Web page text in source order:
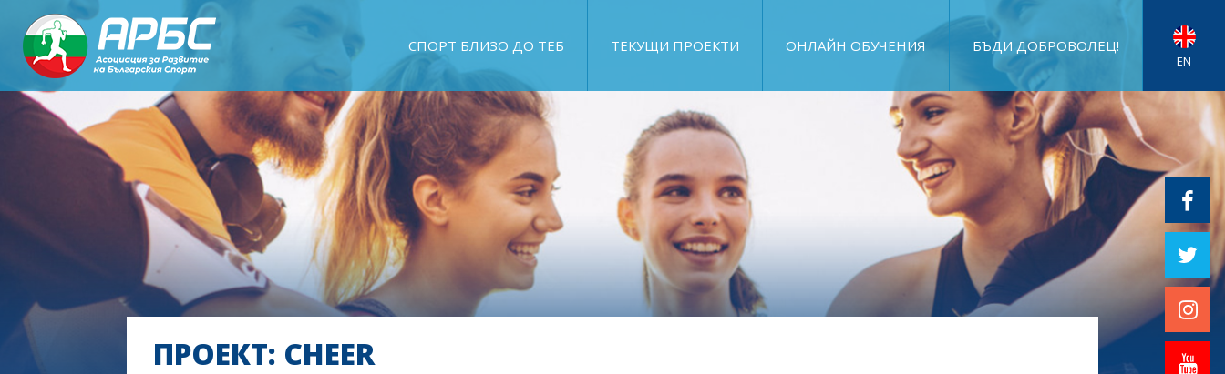
СПОРТ БЛИЗО ДО ТЕБ ТЕКУЩИ ПРОЕКТИ ОНЛАЙН ОБУЧЕНИЯ БЪДИ ДОБРОВОЛЕЦ!
EN
ПРОЕКТ: CHEER